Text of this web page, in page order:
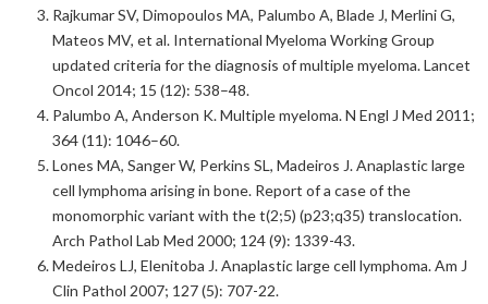
Rajkumar SV, Dimopoulos MA, Palumbo A, Blade J, Merlini G,
Mateos MV, et al. International Myeloma Working Group
updated criteria for the diagnosis of multiple myeloma. Lancet
Oncol 2014; 15 (12): 538–48.
Palumbo A, Anderson K. Multiple myeloma. N Engl J Med 2011;
364 (11): 1046–60.
Lones MA, Sanger W, Perkins SL, Madeiros J. Anaplastic large
cell lymphoma arising in bone. Report of a case of the
monomorphic variant with the t(2;5) (p23;q35) translocation.
Arch Pathol Lab Med 2000; 124 (9): 1339-43.
Medeiros LJ, Elenitoba J. Anaplastic large cell lymphoma. Am J
Clin Pathol 2007; 127 (5): 707-22.